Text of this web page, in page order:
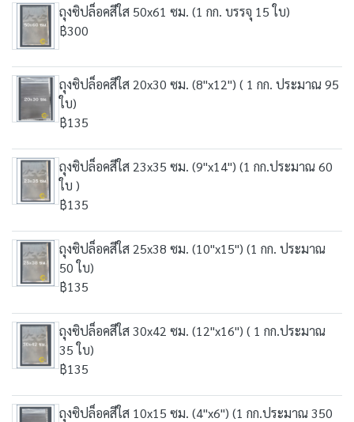
ถุงซิปล็อคสีใส 50x61 ซม. (1 กก. บรรจุ 15 ใบ)
฿300
ถุงซิปล็อคสีใส 20x30 ซม. (8"x12") ( 1 กก. ประมาณ 95
ใบ)
฿135
ถุงซิปล็อคสีใส 23x35 ซม. (9"x14") (1 กก.ประมาณ 60
ใบ )
฿135
ถุงซิปล็อคสีใส 25x38 ซม. (10"x15") (1 กก. ประมาณ
50 ใบ)
฿135
ถุงซิปล็อคสีใส 30x42 ซม. (12"x16") ( 1 กก.ประมาณ
35 ใบ)
฿135
ถุงซิปล็อคสีใส 10x15 ซม. (4"x6") (1 กก.ประมาณ 350